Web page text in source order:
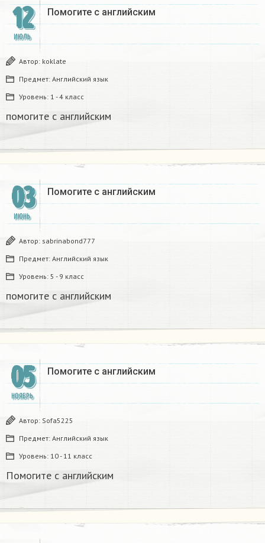
12
ИЮЛЬ
Помогите с английским
Автор: koklate
Предмет: Английский язык
Уровень: 1 - 4 класс
помогите с английским
03
ИЮНЬ
Помогите с английским
Автор: sabrinabond777
Предмет: Английский язык
Уровень: 5 - 9 класс
помогите с английским
05
НОЯБРЬ
Помогите с английским
Автор: Sofa5225
Предмет: Английский язык
Уровень: 10 - 11 класс
Помогите с английским